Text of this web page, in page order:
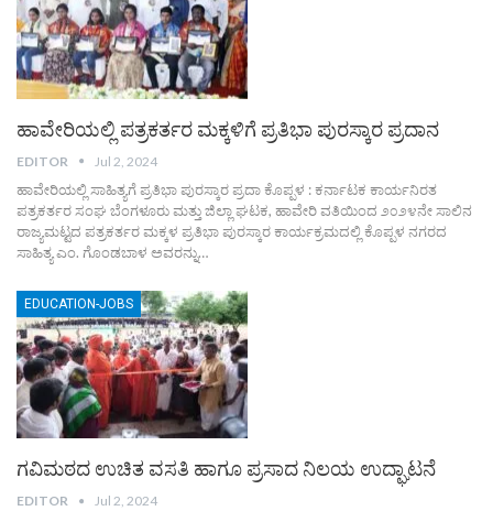
ಹಾವೇರಿಯಲ್ಲಿ ಪತ್ರಕರ್ತರ ಮಕ್ಕಳಿಗೆ ಪ್ರತಿಭಾ ಪುರಸ್ಕಾರ ಪ್ರದಾನ
EDITOR Jul 2, 2024
ಹಾವೇರಿಯಲ್ಲಿ ಸಾಹಿತ್ಯಗೆ ಪ್ರತಿಭಾ ಪುರಸ್ಕಾರ ಪ್ರದಾ ಕೊಪ್ಪಳ : ಕರ್ನಾಟಕ ಕಾರ್ಯನಿರತ
ಪತ್ರಕರ್ತರ ಸಂಘ ಬೆಂಗಳೂರು ಮತ್ತು ಜಿಲ್ಲಾ ಘಟಕ, ಹಾವೇರಿ ವತಿಯಿಂದ ೨೦೨೪ನೇ ಸಾಲಿನ
ರಾಜ್ಯಮಟ್ಟದ ಪತ್ರಕರ್ತರ ಮಕ್ಕಳ ಪ್ರತಿಭಾ ಪುರಸ್ಕಾರ ಕಾರ್ಯಕ್ರಮದಲ್ಲಿ ಕೊಪ್ಪಳ ನಗರದ
ಸಾಹಿತ್ಯ ಎಂ. ಗೊಂಡಬಾಳ ಅವರನ್ನು…
EDUCATION-JOBS
ಗವಿಮಠದ ಉಚಿತ ವಸತಿ ಹಾಗೂ ಪ್ರಸಾದ ನಿಲಯ ಉದ್ಘಾಟನೆ
EDITOR Jul 2, 2024